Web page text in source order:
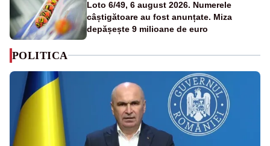
Loto 6/49, 6 august 2026. Numerele
câștigătoare au fost anunțate. Miza
depășește 9 milioane de euro
POLITICA